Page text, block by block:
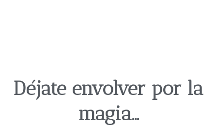
Déjate envolver por la
magia...